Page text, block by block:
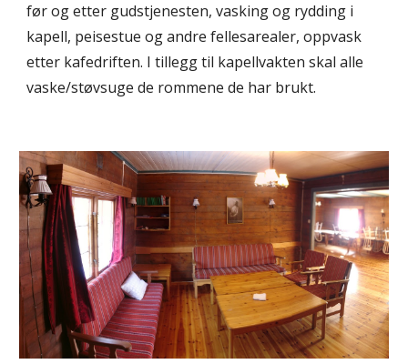
før og etter gudstjenesten, vasking og rydding i
kapell, peisestue og andre fellesarealer, oppvask
etter kafedriften. I tillegg til kapellvakten skal alle
vaske/støvsuge de rommene de har brukt.